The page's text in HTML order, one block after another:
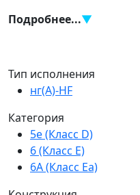
Подробнее...▼
Доступны длины от 0,15
популярные 1 м, 2 м, 3
в наличии.​
Патч-корды
различаются
Тип исполнения
нг(A)-HF
Категория
5e (Класс D)
6 (Класс E)
6A (Класс Ea)